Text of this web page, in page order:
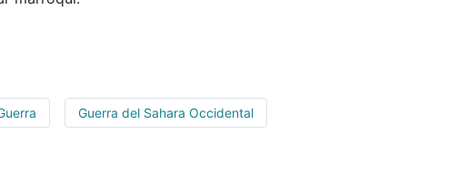
Guerra del Sahara Occidental